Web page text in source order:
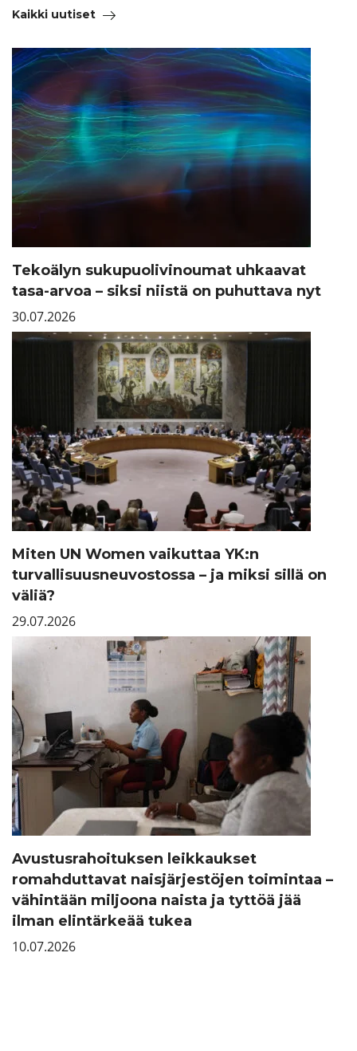
Kaikki uutiset
Tekoälyn sukupuolivinoumat uhkaavat
tasa-arvoa – siksi niistä on puhuttava nyt
30.07.2026
Miten UN Women vaikuttaa YK:n
turvallisuusneuvostossa – ja miksi sillä on
väliä?
29.07.2026
Avustusrahoituksen leikkaukset
romahduttavat naisjärjestöjen toimintaa –
vähintään miljoona naista ja tyttöä jää
ilman elintärkeää tukea
10.07.2026